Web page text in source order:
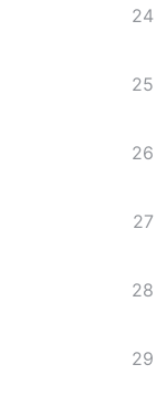
24
25
26
27
28
29